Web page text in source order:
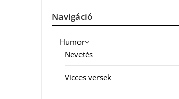
Navigáció
Humor
Nevetés
Vicces versek